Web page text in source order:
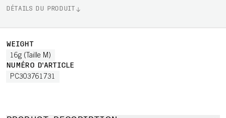
DÉTAILS DU PRODUIT
WEIGHT
16g (Taille M)
NUMÉRO D'ARTICLE
PC303761731